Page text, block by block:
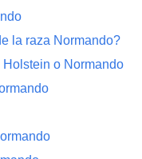
la raza Normando?
o Normando